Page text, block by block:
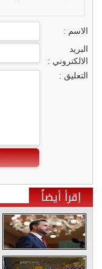
الاسم :
البريد
الالكتروني :
التعليق :
إقرأ أيضاً